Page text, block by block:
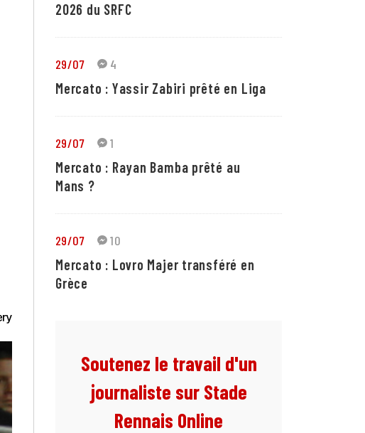
2026 du SRFC
29/07 4
Mercato : Yassir Zabiri prêté en Liga
29/07 1
Mercato : Rayan Bamba prêté au
Mans ?
29/07 10
Mercato : Lovro Majer transféré en
Grèce
Soutenez le travail d'un
journaliste sur Stade
Rennais Online